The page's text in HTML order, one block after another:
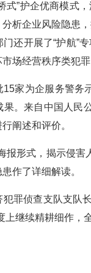
式”护企优商模式
析企业风险隐患
还开展了“护航”
场经营秩序类犯
15家为企服务警务
。来自中国人民
阐述和评价。
报形式，揭示侵害
作了详细解读。
罪侦查支队支队
上继续精耕细作，